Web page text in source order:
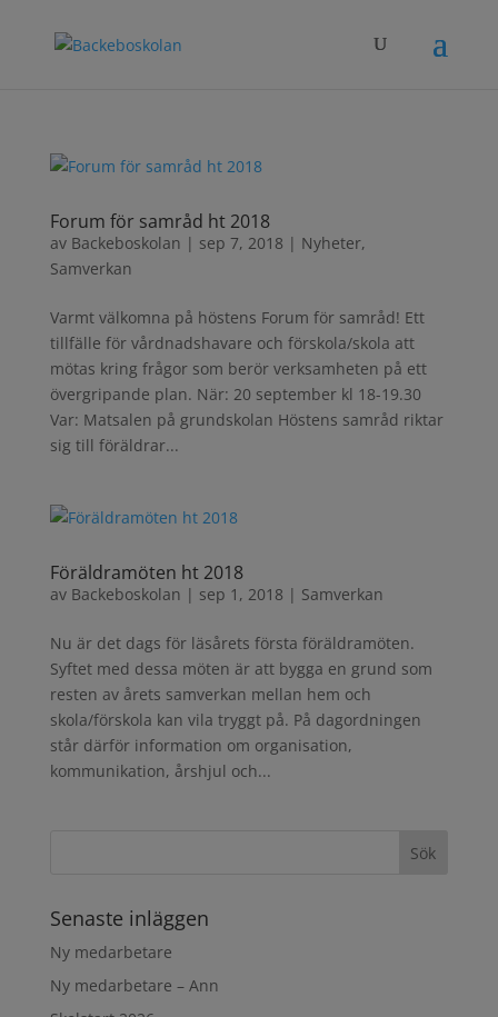
Forum för samråd ht 2018
av Backeboskolan | sep 7, 2018 | Nyheter,
Samverkan
Varmt välkomna på höstens Forum för samråd! Ett
tillfälle för vårdnadshavare och förskola/skola att
mötas kring frågor som berör verksamheten på ett
övergripande plan. När: 20 september kl 18-19.30
Var: Matsalen på grundskolan Höstens samråd riktar
sig till föräldrar...
Föräldramöten ht 2018
av Backeboskolan | sep 1, 2018 | Samverkan
Nu är det dags för läsårets första föräldramöten.
Syftet med dessa möten är att bygga en grund som
resten av årets samverkan mellan hem och
skola/förskola kan vila tryggt på. På dagordningen
står därför information om organisation,
kommunikation, årshjul och...
Senaste inläggen
Ny medarbetare
Ny medarbetare – Ann